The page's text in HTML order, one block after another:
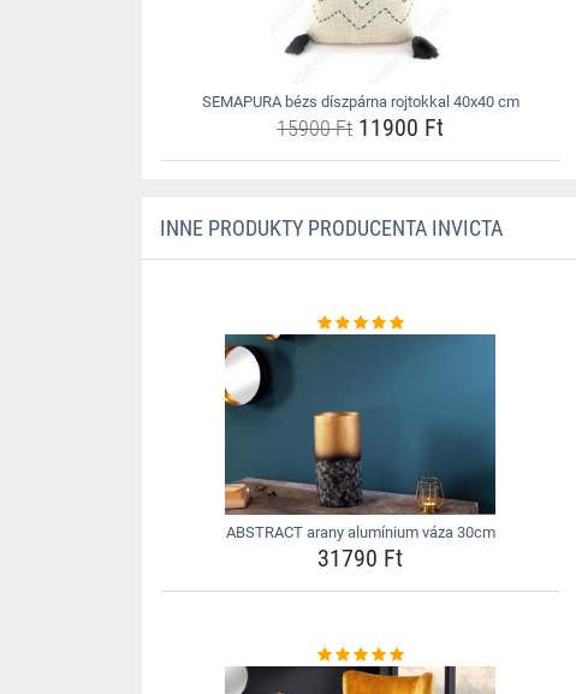
SEMAPURA bézs díszpárna rojtokkal 40x40 cm
15900 Ft11900 Ft
INNE PRODUKTY PRODUCENTA INVICTA
ABSTRACT arany alumínium váza 30cm
31790 Ft